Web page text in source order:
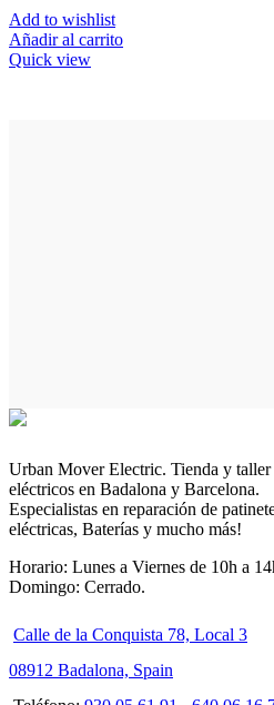
Add to wishlist
Añadir al carrito
Quick view
Urban Mover Electric. Tienda y taller
eléctricos en Badalona y Barcelona.
Especialistas en reparación de
eléctricas, Baterías y mucho más!
Horario: Lunes a Viernes de 10h a
Domingo: Cerrado.
Calle de la Conquista 78, Local 3
08912 Badalona, Spain